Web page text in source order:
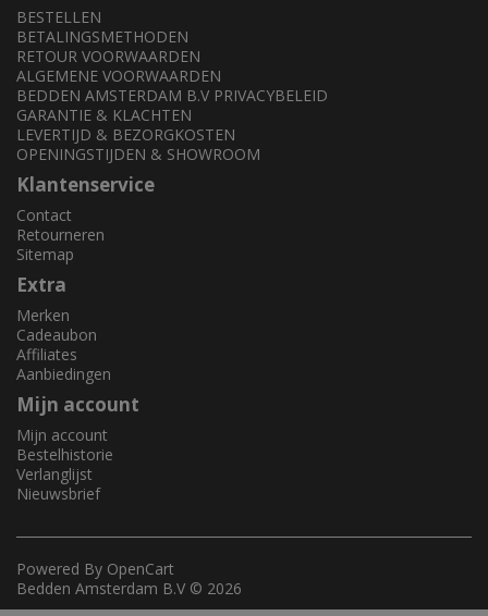
BESTELLEN
BETALINGSMETHODEN
RETOUR VOORWAARDEN
ALGEMENE VOORWAARDEN
BEDDEN AMSTERDAM B.V PRIVACYBELEID
GARANTIE & KLACHTEN
LEVERTIJD & BEZORGKOSTEN
OPENINGSTIJDEN & SHOWROOM
Klantenservice
Contact
Retourneren
Sitemap
Extra
Merken
Cadeaubon
Affiliates
Aanbiedingen
Mijn account
Mijn account
Bestelhistorie
Verlanglijst
Nieuwsbrief
Powered By OpenCart
Bedden Amsterdam B.V © 2026